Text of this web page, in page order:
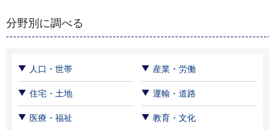
分野別に調べる
人口・世帯 産業・労働
住宅・土地 運輸・道路
医療・福祉 教育・文化